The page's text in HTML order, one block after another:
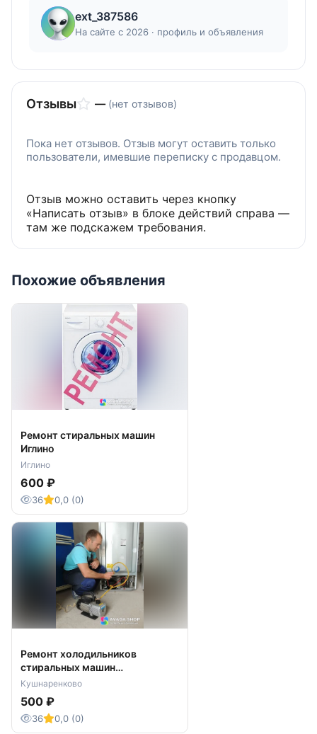
ext_387586
На сайте с 2026 · профиль и объявления
Отзывы — (нет отзывов)
Пока нет отзывов. Отзыв могут оставить только
пользователи, имевшие переписку с продавцом.
Отзыв можно оставить через кнопку
«Написать отзыв» в блоке действий справа —
там же подскажем требования.
Похожие объявления
Ремонт стиральных машин
Иглино
Иглино
600 ₽
36 0,0 (0)
Ремонт холодильников
стиральных машин
Кушнаренково
Кушнаренково
500 ₽
36 0,0 (0)